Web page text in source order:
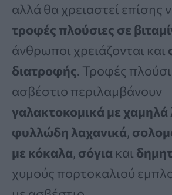
αλλά θα χρειαστεί επίσης
τροφές πλούσιες σε
άνθρωποι χρειάζονται και
διατροφής. Τροφές
ασβέστιο περιλαμβάνουν
γαλακτοκομικά με χαμηλά
φυλλώδη λαχανικά,
με κόκαλα, σόγια και
χυμούς πορτοκαλιού